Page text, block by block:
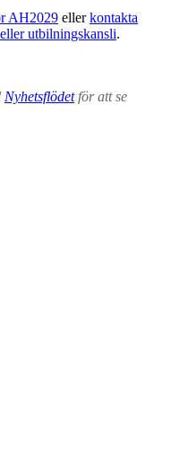
AH2029 ellerkontakta
utbilningskansli.
Nyhetsflödetför att se